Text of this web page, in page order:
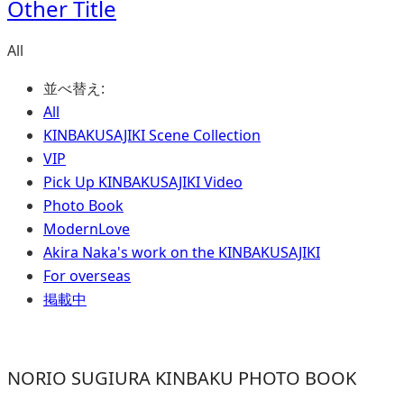
Other Title
All
並べ替え:
All
KINBAKUSAJIKI Scene Collection
VIP
Pick Up KINBAKUSAJIKI Video
Photo Book
ModernLove
Akira Naka's work on the KINBAKUSAJIKI
For overseas
掲載中
NORIO SUGIURA KINBAKU PHOTO BOOK